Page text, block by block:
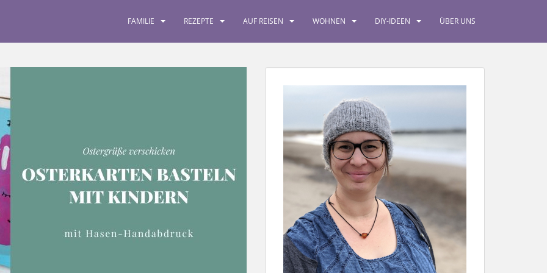
FAMILIE REZEPTE AUF REISEN WOHNEN DIY-IDEEN ÜBER UNS